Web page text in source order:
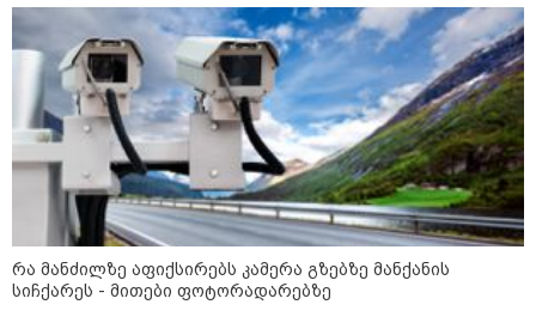
"სკოლის ფორმების
რეალიზაცია 1-ელი
სექტემბრიდან დაიწყება და
იქნება როგორც საცალო, ასევე
ონლაინ გაყიდვის რეჟიმი" -
გივი მიქანაძე
კატეგორიის ყველა სიახლე
რა მანძილზე აფიქსირებს კამერა გზებზე მანქანის
სიჩქარეს - მითები ფოტორადარებზე